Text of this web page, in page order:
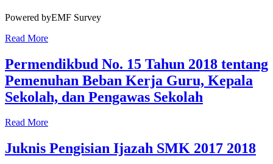
Powered byEMF Survey
Read More
Permendikbud No. 15 Tahun 2018 tentang
Pemenuhan Beban Kerja Guru, Kepala
Sekolah, dan Pengawas Sekolah
Read More
Juknis Pengisian Ijazah SMK 2017 2018